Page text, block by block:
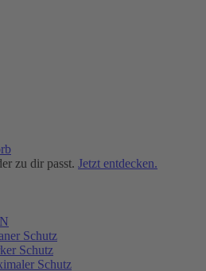
zu dir passt. Jetzt entdecken.
Schutz
Schutz
Schutz